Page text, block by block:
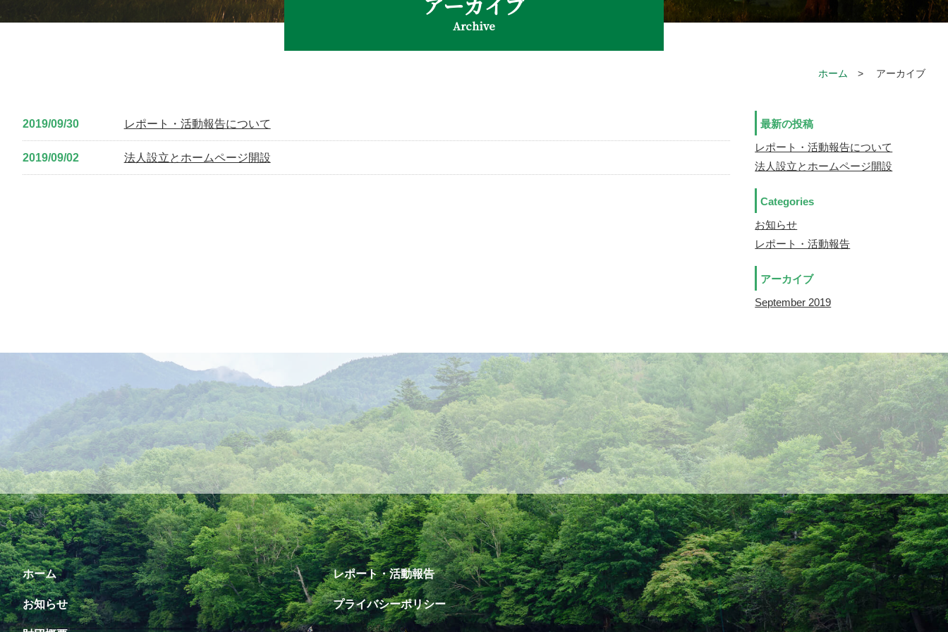
Archive
ホーム > アーカイブ
2019/09/30 レポート・活動報告について
2019/09/02 法人設立とホームページ開設
最新の投稿
レポート・活動報告について
法人設立とホームページ開設
Categories
お知らせ
レポート・活動報告
アーカイブ
September 2019
ホーム
お知らせ
レポート・活動報告
プライバシーポリシー